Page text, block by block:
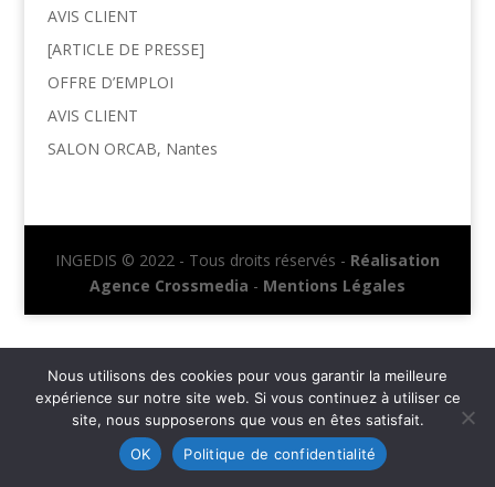
AVIS CLIENT
[ARTICLE DE PRESSE]
OFFRE D’EMPLOI
AVIS CLIENT
SALON ORCAB, Nantes
INGEDIS © 2022 - Tous droits réservés - Réalisation
Agence Crossmedia - Mentions Légales
Nous utilisons des cookies pour vous garantir la meilleure
expérience sur notre site web. Si vous continuez à utiliser ce
site, nous supposerons que vous en êtes satisfait.
OK
Politique de confidentialité